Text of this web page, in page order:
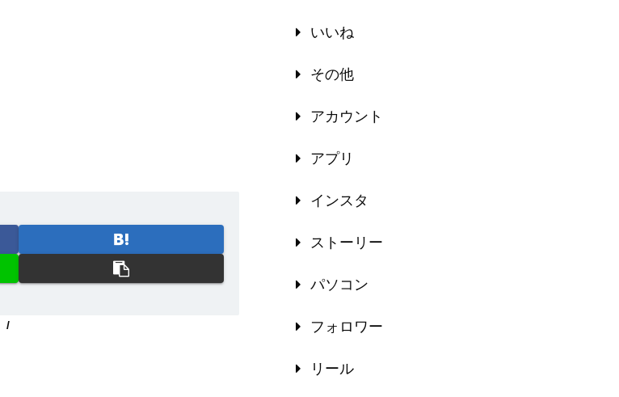
いいね
その他
アカウント
アプリ
インスタ
ストーリー
パソコン
フォロワー
リール